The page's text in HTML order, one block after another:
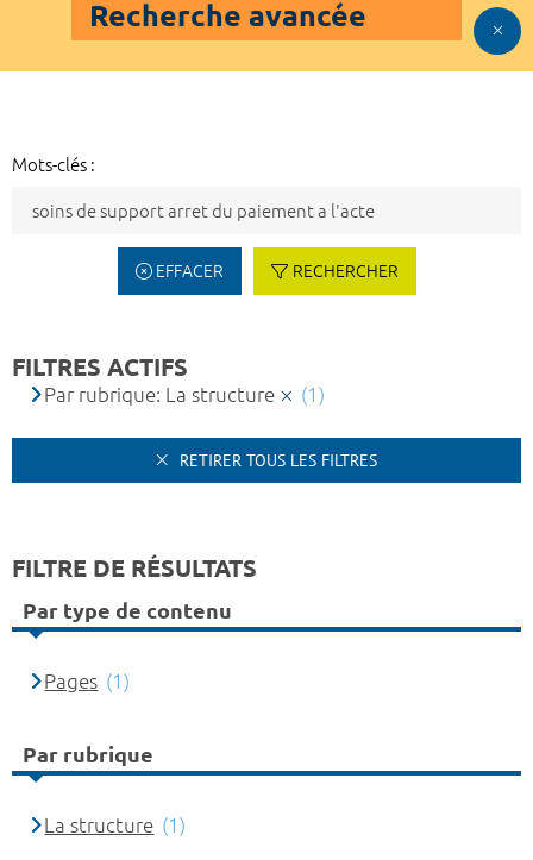
Recherche avancée
Mots-clés :
EFFACER RECHERCHER
FILTRES ACTIFS
Par rubrique: La structure (1)
RETIRER TOUS LES FILTRES
FILTRE DE RÉSULTATS
Par type de contenu
Pages (1)
Par rubrique
La structure (1)